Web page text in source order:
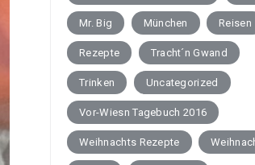
Mr. Big München Reisen
Rezepte Tracht´n Gwand
Trinken Uncategorized
Vor-Wiesn Tagebuch 2016
Weihnachts Rezepte